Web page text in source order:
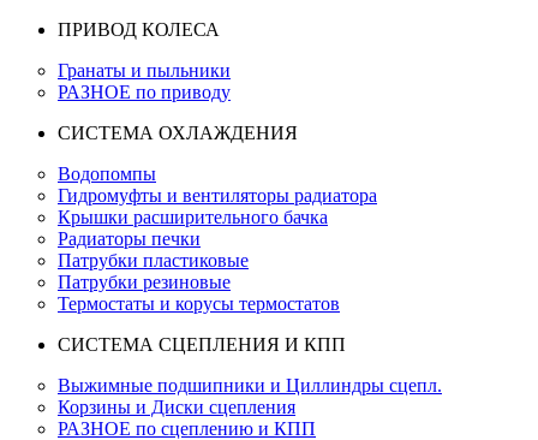
ПРИВОД КОЛЕСА
Гранаты и пыльники
РАЗНОЕ по приводу
СИСТЕМА ОХЛАЖДЕНИЯ
Водопомпы
Гидромуфты и вентиляторы радиатора
Крышки расширительного бачка
Радиаторы печки
Патрубки пластиковые
Патрубки резиновые
Термостаты и корусы термостатов
СИСТЕМА СЦЕПЛЕНИЯ И КПП
Выжимные подшипники и Циллиндры сцепл.
Корзины и Диски сцепления
РАЗНОЕ по сцеплению и КПП